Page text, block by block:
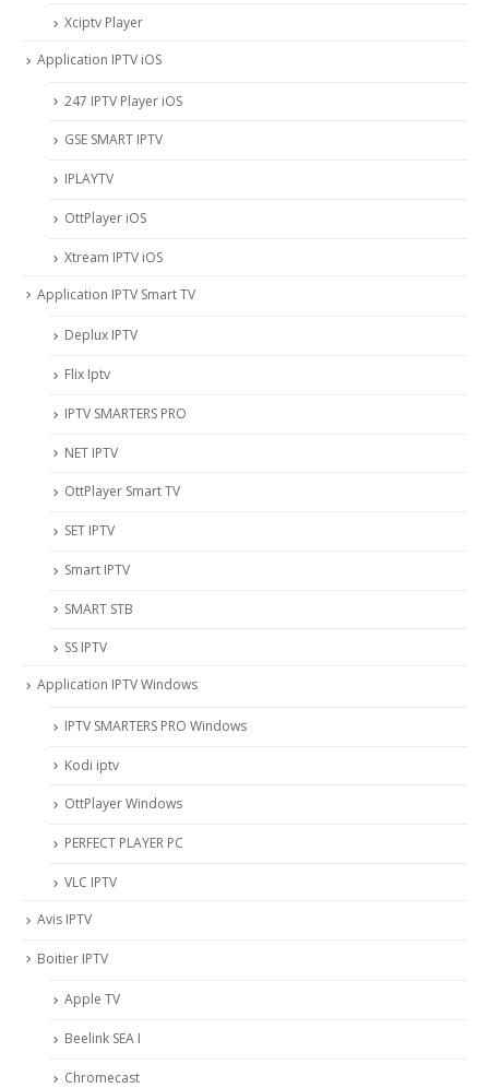
Xciptv Player
Application IPTV iOS
247 IPTV Player iOS
‎GSE SMART IPTV
IPLAYTV
OttPlayer iOS
Xtream IPTV iOS
Application IPTV Smart TV
Deplux IPTV
Flix Iptv
IPTV SMARTERS PRO
NET IPTV
OttPlayer Smart TV
SET IPTV
Smart IPTV
SMART STB
SS IPTV
Application IPTV Windows
IPTV SMARTERS PRO Windows
Kodi iptv
OttPlayer Windows
PERFECT PLAYER PC
VLC IPTV
Avis IPTV
Boitier IPTV
Apple TV
Beelink SEA I
Chromecast